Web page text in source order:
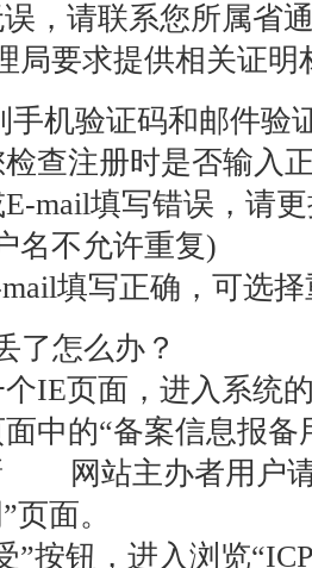
误，请联系您所属省
局要求提供相关证明
手机验证码和邮件验
查注册时是否输入
mail填写错误，请
名不允许重复)
填写正确，可选
了怎么办？
IE页面，进入系统
中的“备案信息报备
网站主办者用户请
页面。
按钮，进入浏览